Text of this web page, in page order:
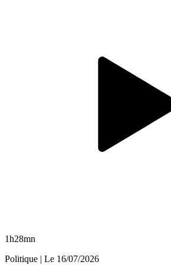
1h28mn
Politique | Le 16/07/2026